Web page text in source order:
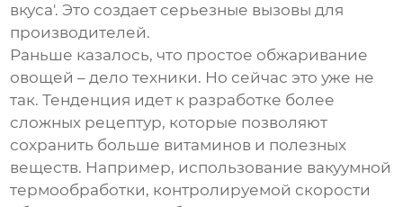
вкуса'. Это создает серьезные вызовы для
производителей.
Раньше казалось, что простое обжаривание
овощей – дело техники. Но сейчас это уже не
так. Тенденция идет к разработке более
сложных рецептур, которые позволяют
сохранить больше витаминов и полезных
веществ. Например, использование вакуумной
термообработки, контролируемой скорости